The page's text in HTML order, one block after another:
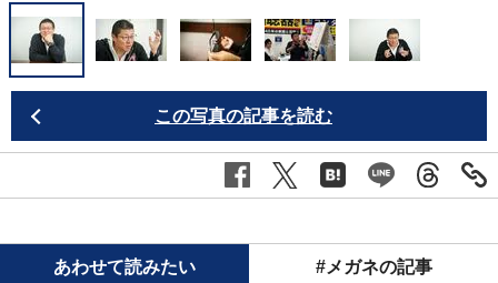
この写真の記事を読む
あわせて読みたい #メガネの記事